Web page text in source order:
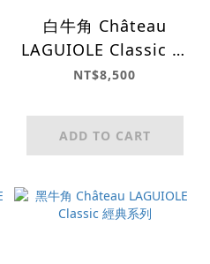
白牛角 Château
LAGUIOLE Classic 經
典系列
NT$8,500
ADD TO CART